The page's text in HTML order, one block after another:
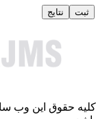
حقوق این وب